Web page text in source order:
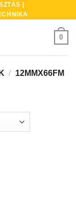
|
0
/ 12MMX66FM